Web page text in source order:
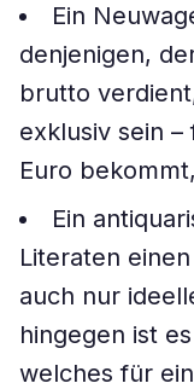
Ein
denjenigen,
brutto
exklusiv sein –
Euro
Ein
Literaten
auch nur
hingegen ist
welches für